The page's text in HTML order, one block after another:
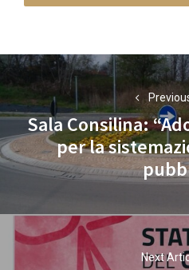
Navigazione
articoli
Sala Consilina:
per la
Next